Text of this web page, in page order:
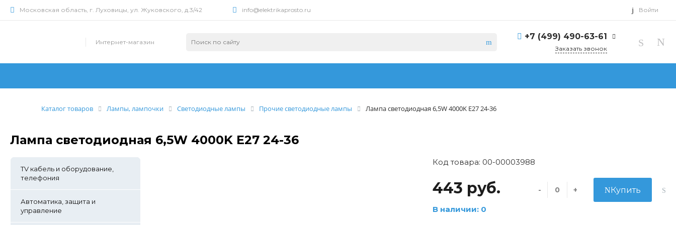
Московская область, г. Луховицы, ул. Жуковского, д.3/42 info@elektrikaprosto.ru Войти
Интернет-магазин
+7 (499) 490-63-61
Заказать звонок
Каталог товаров Лампы, лампочки Светодиодные лампы Прочие светодиодные лампы Лампа светодиодная 6,5W 4000K E27 24-36
Лампа светодиодная 6,5W 4000K E27 24-36
TV кабель и оборудование,
телефония
Автоматика, защита и
управление
Код товара: 00-00003988
443 руб.
В наличии: 0
- + Купить